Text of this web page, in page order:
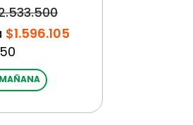
$1.596.105